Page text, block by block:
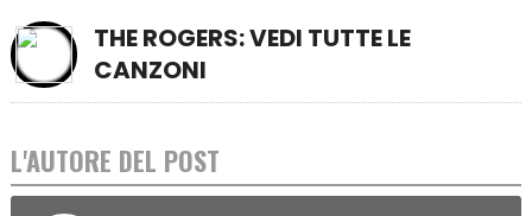
THE ROGERS: VEDI TUTTE LE
CANZONI
L'AUTORE DEL POST